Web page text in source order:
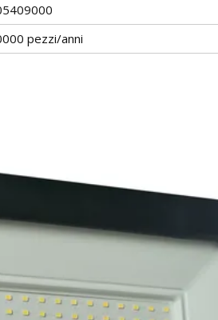
pezzi/anni